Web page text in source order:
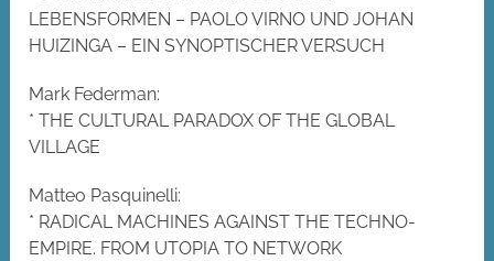
LEBENSFORMEN – PAOLO VIRNO UND JOHAN
HUIZINGA – EIN SYNOPTISCHER VERSUCH
Mark Federman:
* THE CULTURAL PARADOX OF THE GLOBAL
VILLAGE
Matteo Pasquinelli:
* RADICAL MACHINES AGAINST THE TECHNO-
EMPIRE. FROM UTOPIA TO NETWORK